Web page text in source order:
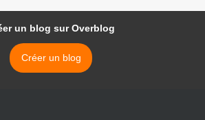
un blog sur Overblog
Créer un blog